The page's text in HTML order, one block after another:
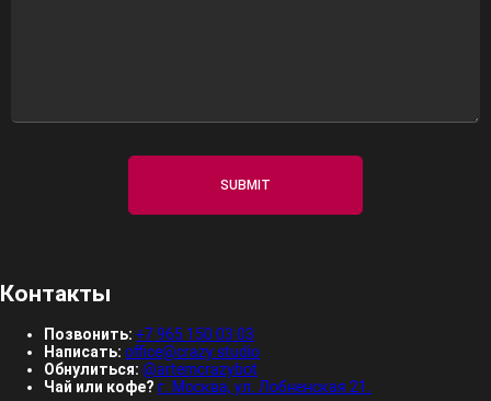
Контакты
Позвонить: +7 965 150 03 03
Написать: office@crazy.studio
Обнулиться: @artemcrazybot
Чай или кофе? г. Москва, ул. Лобненская 21.